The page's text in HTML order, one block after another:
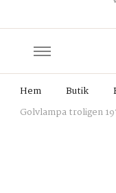
Hem Butik
Golvlampa troligen